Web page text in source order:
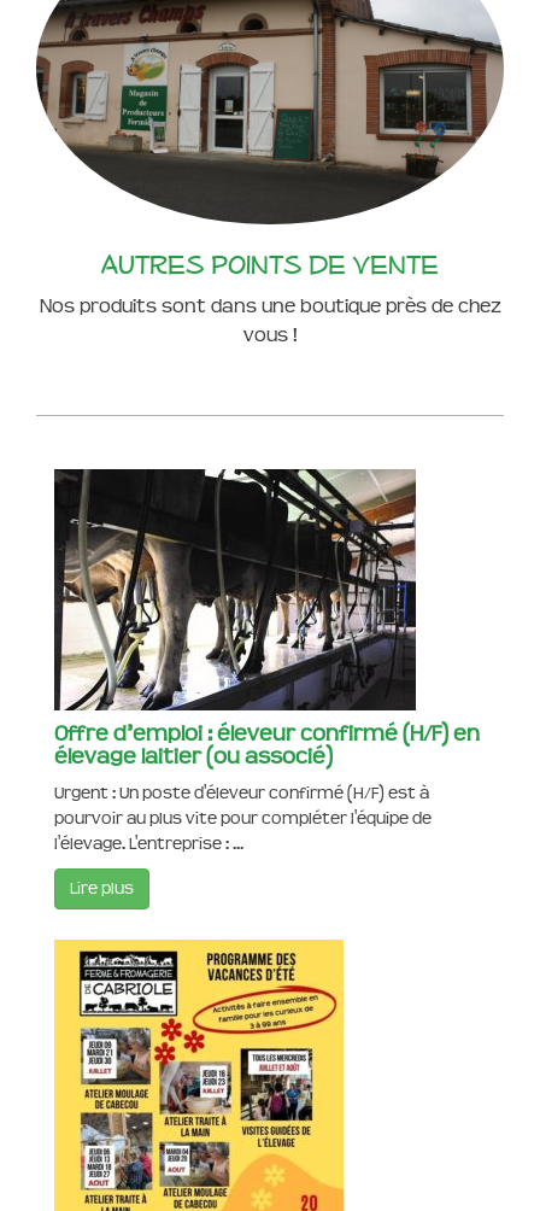
Autres points de vente
Nos produits sont dans une boutique près de chez
vous !
Offre d’emploi : éleveur confirmé (H/F) en
élevage laitier (ou associé)
Urgent : Un poste d'éleveur confirmé (H/F) est à
pourvoir au plus vite pour compléter l'équipe de
l'élevage. L'entreprise : ...
Lire plus